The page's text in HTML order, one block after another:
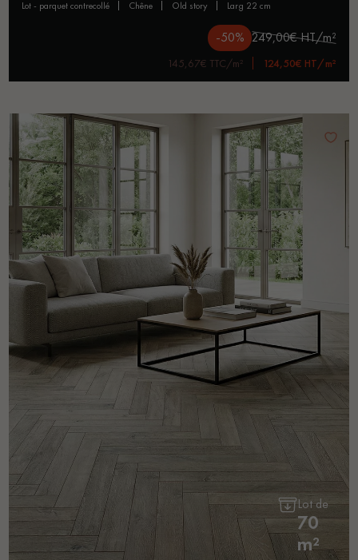
lot - parquet contrecollé chêne old story larg 22 cm
-50% 249,00€ HT/m²
145,67€ TTC/m² 124,50€ HT/m²
Lot de
70
m²